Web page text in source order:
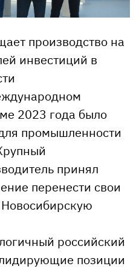
производство на
инвестиций в
2023 года было
промышленности
принял
перенести свои
российский
позиции